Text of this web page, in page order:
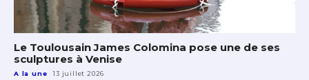
Le Toulousain James Colomina pose une de ses
sculptures à Venise
A la une 13 juillet 2026